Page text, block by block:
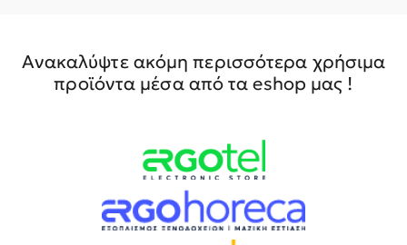
Ανακαλύψτε ακόμη περισσότερα χρήσιμα
προϊόντα μέσα από τα eshop μας !